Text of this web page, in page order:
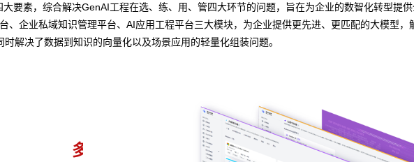
要素，综合解决GenAI工程在选、练、用、管四大环节的问题，旨在为企业的数智化转型提
、企业私域知识管理平台、AI应用工程平台三大模块，为企业提供更先进、更匹配的大模型，
解决了数据到知识的向量化以及场景应用的轻量化组装问题。
异构算力统一纳管